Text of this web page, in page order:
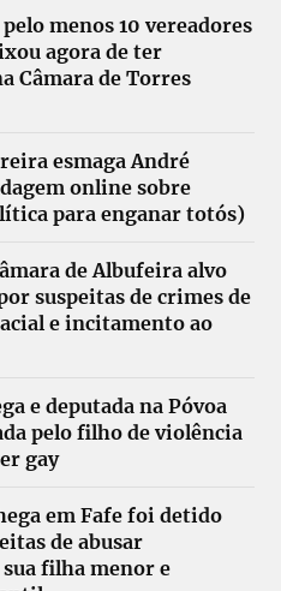
menos 10 vereadores
agora de ter
Câmara de Torres
esmaga André
online sobre
para enganar totós)
de Albufeira alvo
suspeitas de crimes de
e incitamento ao
e deputada na Póvoa
pelo filho de violência
gay
em Fafe foi detido
de abusar
filha menor e